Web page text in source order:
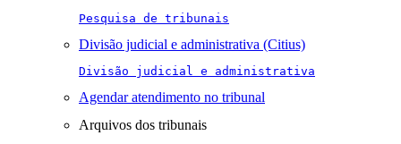
Pesquisa de tribunais
Divisão judicial e administrativa (Citius)
Divisão judicial e administrativa
Agendar atendimento no tribunal
Arquivos dos tribunais